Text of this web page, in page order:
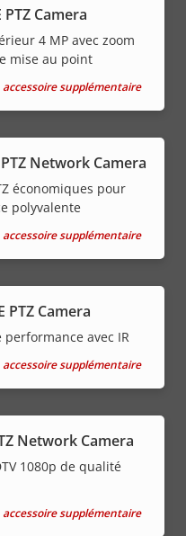
PTZ Camera
4 MP avec zoom
mise au point
supplémentaire
PTZ Network Camera
économiques pour
polyvalente
supplémentaire
PTZ Camera
performance avec IR
supplémentaire
Network Camera
1080p de qualité
supplémentaire